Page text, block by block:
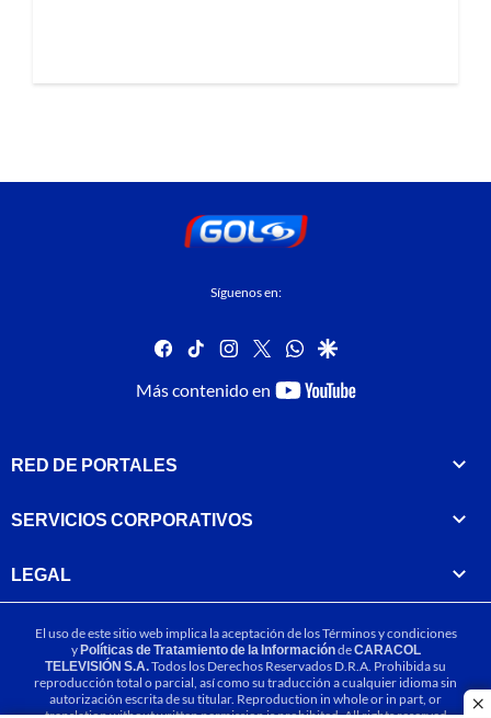
Síguenos en:
facebook
tiktok instagram
twitterwhatsapp
google
Más contenido en
youtube-
RED DE PORTALES
SERVICIOS CORPORATIVOS
LEGAL
El uso de este sitio web implica la aceptación de losTérminos y condiciones
yPolíticas de Tratamiento de la InformacióndeCARACOL
TELEVISIÓN S.A.Todos los Derechos Reservados D.R.A. Prohibida su
reproducción total o parcial, así como su traducción a cualquier idioma sin
autorización escrita de su titular. Reproduction in whole or in part, or